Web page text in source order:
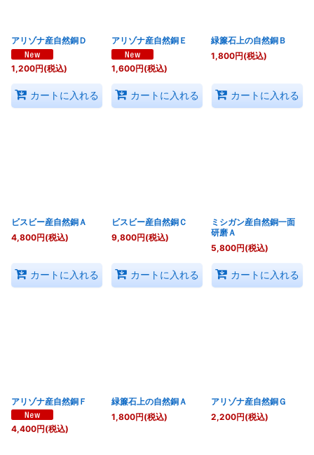
アリゾナ産自然銅Ｄ
1,200円(税込)
カートに入れる
アリゾナ産自然銅Ｅ
1,600円(税込)
カートに入れる
緑簾石上の自然銅Ｂ
1,800円(税込)
カートに入れる
ビスビー産自然銅Ａ
4,800円(税込)
カートに入れる
ビスビー産自然銅Ｃ
9,800円(税込)
カートに入れる
ミシガン産自然銅一面
研磨Ａ
5,800円(税込)
カートに入れる
アリゾナ産自然銅Ｆ
4,400円(税込)
緑簾石上の自然銅Ａ
1,800円(税込)
アリゾナ産自然銅Ｇ
2,200円(税込)